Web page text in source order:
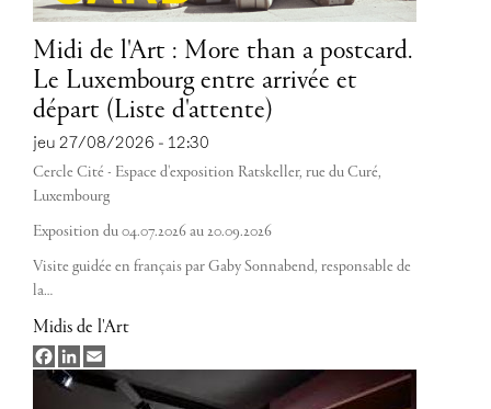
Midi de l'Art : More than a postcard.
Le Luxembourg entre arrivée et
départ (Liste d'attente)
jeu 27/08/2026 - 12:30
Cercle Cité - Espace d'exposition Ratskeller, rue du Curé,
Luxembourg
Exposition du 04.07.2026 au 20.09.2026
Visite guidée en français par Gaby Sonnabend, responsable de
la…
Midis de l'Art
FacebookLinkedIn